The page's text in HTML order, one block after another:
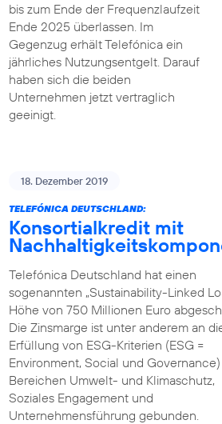
bis zum Ende der Frequenzlaufzeit
Ende 2025 überlassen. Im
Gegenzug erhält Telefónica ein
jährliches Nutzungsentgelt. Darauf
haben sich die beiden
Unternehmen jetzt vertraglich
geeinigt.
18. Dezember 2019
TELEFÓNICA DEUTSCHLAND:
Konsortialkredit mit
Telefónica Deutschland hat einen
sogenannten „Sustainability-Linked
Höhe von 750 Millionen Euro
Die Zinsmarge ist unter anderem an
Erfüllung von ESG-Kriterien (ESG =
Environment, Social und
Bereichen Umwelt- und Klimaschutz,
Soziales Engagement und
Unternehmensführung gebunden.